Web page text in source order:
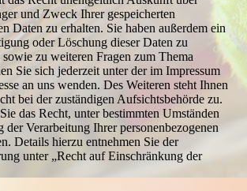
und Zweck Ihrer gespeicherten
Daten zu erhalten. Sie haben außerdem ein
oder Löschung dieser Daten zu
zu weiteren Fragen zum Thema
Sie sich jederzeit unter der im Impressum
an uns wenden. Des Weiteren steht Ihnen
bei der zuständigen Aufsichtsbehörde zu.
das Recht, unter bestimmten Umständen
der Verarbeitung Ihrer personenbezogenen
Details hierzu entnehmen Sie der
unter „Recht auf Einschränkung der